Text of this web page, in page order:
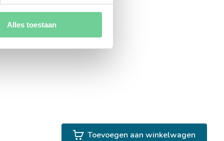
Alles toestaan
Toevoegen aan winkelwagen